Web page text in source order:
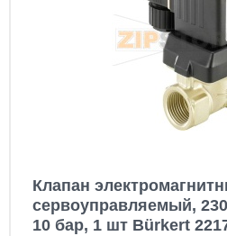
Клапан
сервоуправляемый,
10 бар, 1 шт Bürkert